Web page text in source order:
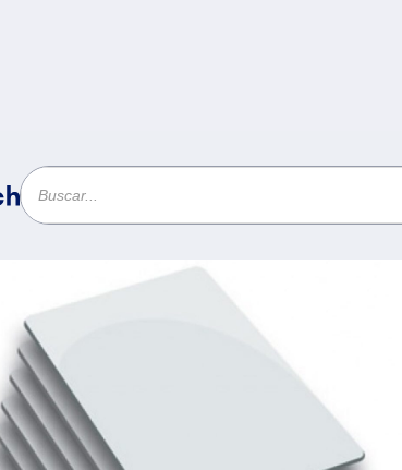
POS
ultradelgadas a 125Khz de 0.88 mm